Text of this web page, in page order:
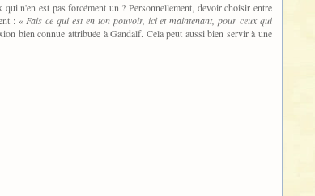
n'en est pas forcément un ? Personnellement, devoir choisir entre
: « Fais ce qui est en ton pouvoir, ici et maintenant, pour ceux qui
bien connue attribuée à Gandalf. Cela peut aussi bien servir à une